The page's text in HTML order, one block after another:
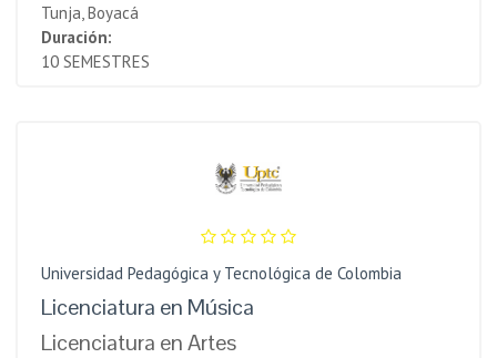
Tunja, Boyacá
Duración:
10 SEMESTRES
Universidad Pedagógica y Tecnológica de Colombia
Licenciatura en Música
Licenciatura en Artes